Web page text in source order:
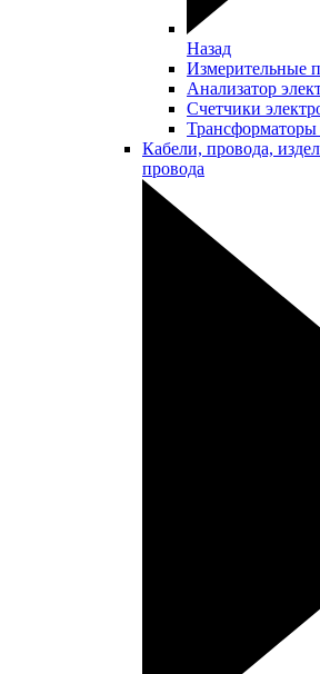
Назад
Измерительные
Анализатор
Счетчики
Кабели, провода,
провода